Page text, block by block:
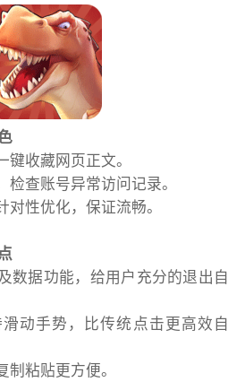
收藏网页正文。
查账号异常访问记录。
性优化，保证流畅。
数据功能，给用户充分的退出自
动手势，比传统点击更高效自
粘贴更方便。